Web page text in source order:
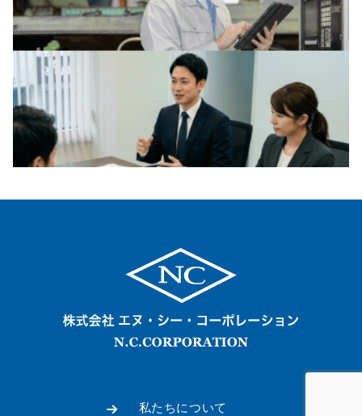
私たちについて